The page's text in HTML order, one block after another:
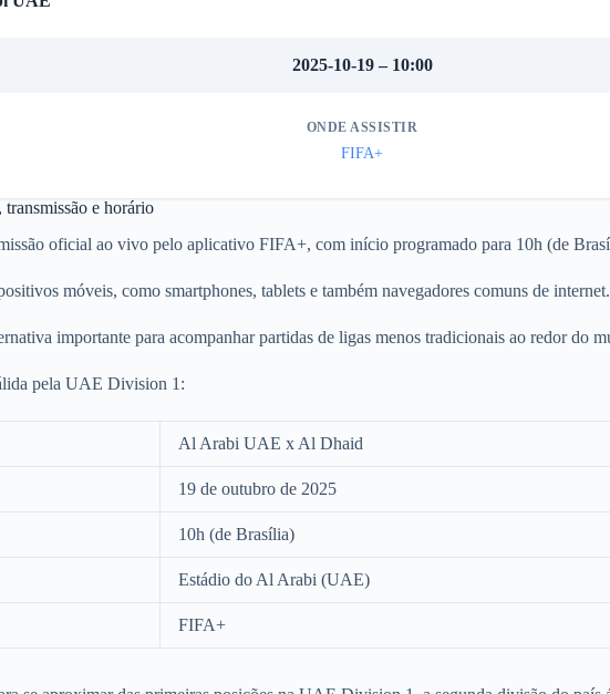
2025-10-19 – 10:00
ONDE ASSISTIR
FIFA+
e horário
oficial ao vivo pelo aplicativo FIFA+, com início programado para 10h (de
móveis, como smartphones, tablets e também navegadores comuns de internet.
importante para acompanhar partidas de ligas menos tradicionais ao redor do
pela UAE Division 1:
Al Arabi UAE x Al Dhaid
19 de outubro de 2025
10h (de Brasília)
Estádio do Al Arabi (UAE)
FIFA+